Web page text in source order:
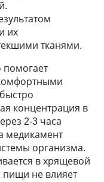
их
тканями.
помогает
концентрация в
2-3 часа
медикамент
организма.
в хрящевой
пищи не влияет